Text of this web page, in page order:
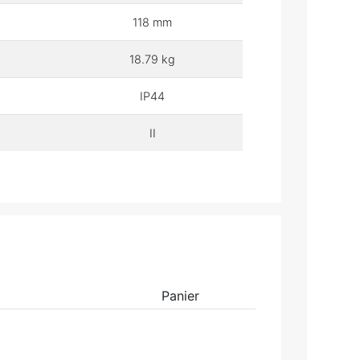
118 mm
18.79 kg
IP44
II
Panier